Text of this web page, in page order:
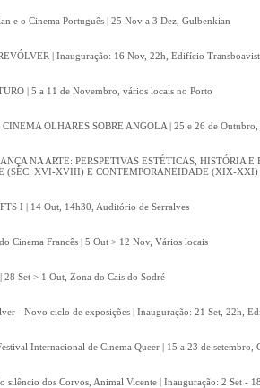
e o Cinema Português | 25 Nov a 3 Dez, Gulbenkian
| Inauguração: 16 Nov, 22h, Edifício
| 5 a 11 de Novembro, vários locais no Porto
OLHARES SOBRE ANGOLA | 25 e 26 de
NA ARTE: PERSPETIVAS ESTÉTICAS, HISTÓRIA
(SÉC. XVI-XVIII) E CONTEMPORANEIDADE (XIX-XXI)
I | 14 Out, 14h30, Auditório de Serralves
do Cinema Francês | 5 Out > 12 Nov, Vários locais
28 Set > 1 Out, Zona do Cais do Sodré
- Novo ciclo de exposições | Inauguração: 21 Set, 22h,
Internacional de Cinema Queer | 15 a 23 de setembro,
silêncio dos Corvos, Animal Vicente | Inauguração: 2 Set -